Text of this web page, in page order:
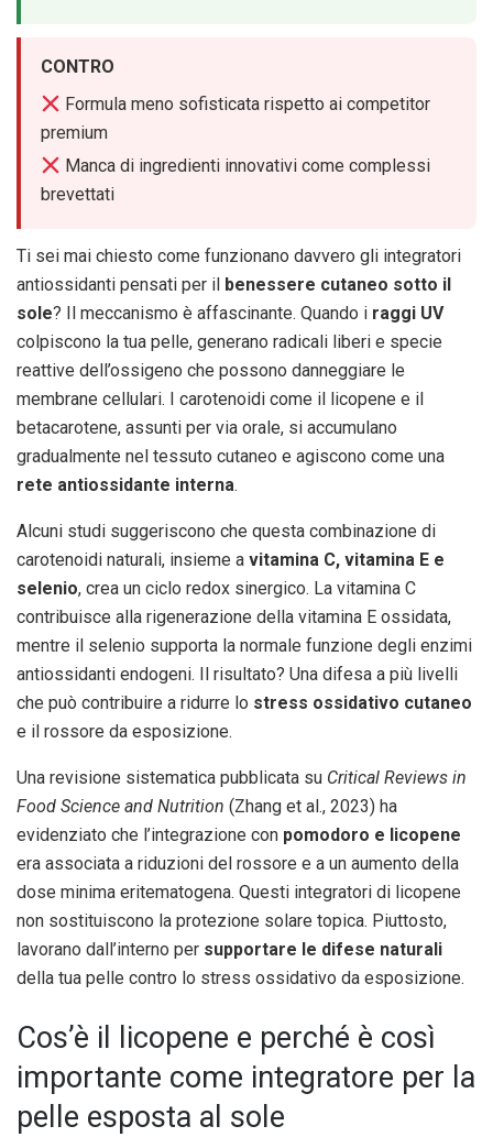
CONTRO
Formula meno sofisticata rispetto ai competitor
premium
Manca di ingredienti innovativi come complessi
brevettati
Ti sei mai chiesto come funzionano davvero gli integratori
antiossidanti pensati per il benessere cutaneo sotto il
sole? Il meccanismo è affascinante. Quando i raggi UV
colpiscono la tua pelle, generano radicali liberi e specie
reattive dell’ossigeno che possono danneggiare le
membrane cellulari. I carotenoidi come il licopene e il
betacarotene, assunti per via orale, si accumulano
gradualmente nel tessuto cutaneo e agiscono come una
rete antiossidante interna.
Alcuni studi suggeriscono che questa combinazione di
carotenoidi naturali, insieme a vitamina C, vitamina E e
selenio, crea un ciclo redox sinergico. La vitamina C
contribuisce alla rigenerazione della vitamina E ossidata,
mentre il selenio supporta la normale funzione degli enzimi
antiossidanti endogeni. Il risultato? Una difesa a più livelli
che può contribuire a ridurre lo stress ossidativo cutaneo
e il rossore da esposizione.
Una revisione sistematica pubblicata su Critical Reviews in
Food Science and Nutrition (Zhang et al., 2023) ha
evidenziato che l’integrazione con pomodoro e licopene
era associata a riduzioni del rossore e a un aumento della
dose minima eritematogena. Questi integratori di licopene
non sostituiscono la protezione solare topica. Piuttosto,
lavorano dall’interno per supportare le difese naturali
della tua pelle contro lo stress ossidativo da esposizione.
Cos’è il licopene e perché è così
importante come integratore per la
pelle esposta al sole